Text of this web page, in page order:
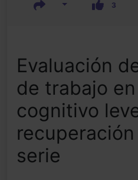
3
Evaluación
de trabajo
cognitivo
serie